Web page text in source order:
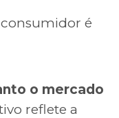
é
o mercado
reflete a